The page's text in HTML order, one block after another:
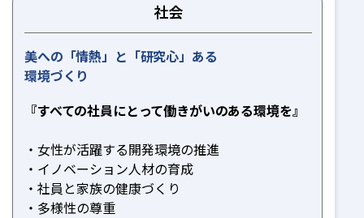
社会
美への「情熱」と「研究心」ある
環境づくり
『すべての社員にとって働きがいのある環境を』
女性が活躍する開発環境の推進
イノベーション人材の育成
社員と家族の健康づくり
多様性の尊重